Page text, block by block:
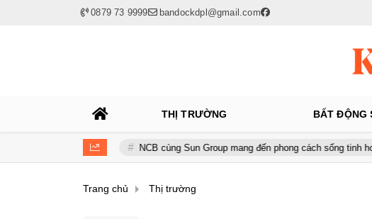
0879 73 9999 bandockdpl@gmail.com
THỊ TRƯỜNG BẤT ĐỘNG
NCB cùng Sun Group mang đến phong cách sống tinh hoa với đặc quyền
Trang chủ Thị trường